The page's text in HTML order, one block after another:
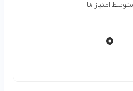
متوسط امتیاز ها
۰